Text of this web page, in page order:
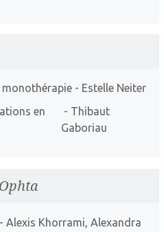
- Estelle Neiter
en
- Thibaut
Gaboriau
- Alexis Khorrami, Alexandra